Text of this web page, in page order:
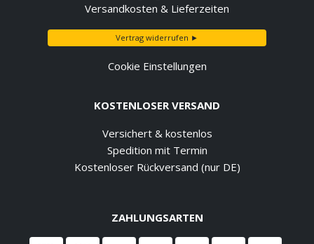
Versandkosten & Lieferzeiten
Vertrag widerrufen ►
Cookie Einstellungen
KOSTENLOSER VERSAND
Versichert & kostenlos
Spedition mit Termin
Kostenloser Rückversand (nur DE)
ZAHLUNGSARTEN